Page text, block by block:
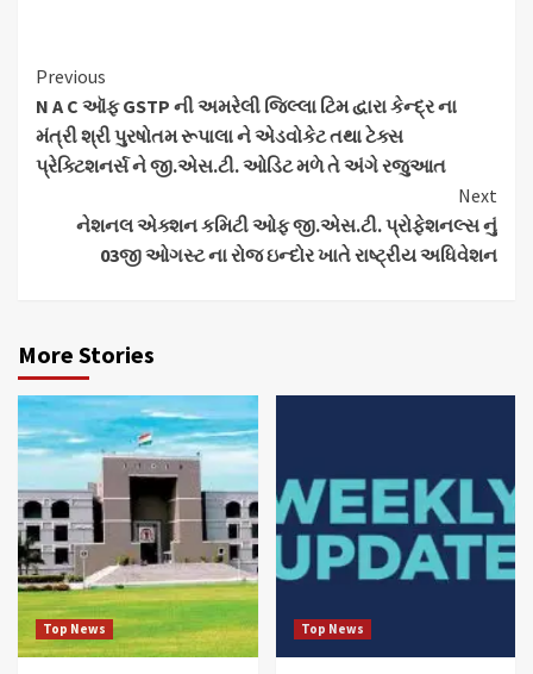
Continue
Reading
Previous
N A C ઑફ GSTP ની અમરેલી જિલ્લા ટિમ દ્વારા કેન્દ્ર ના
મંત્રી શ્રી પુરષોતમ રૂપાલા ને એડવોકેટ તથા ટેક્સ
પ્રેક્ટિશનર્સ ને જી.એસ.ટી. ઓડિટ મળે તે અંગે રજુઆત
Next
નેશનલ એક્શન કમિટી ઓફ જી.એસ.ટી. પ્રોફેશનલ્સ નું
03જી ઓગસ્ટ ના રોજ ઇન્દોર ખાતે રાષ્ટ્રીય અધિવેશન
More Stories
Top News Top News